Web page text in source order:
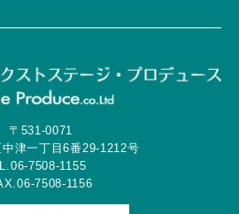
〒531-0071
中津一丁目6番29-1212号
7508-1155
7508-1156